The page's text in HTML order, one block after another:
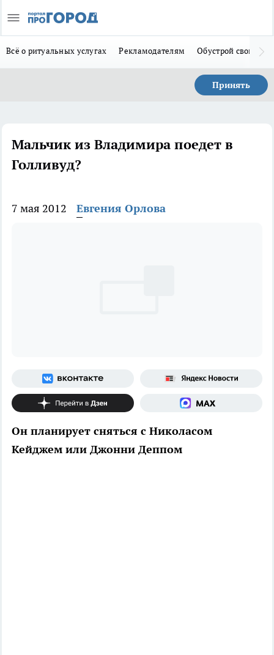
Всё о ритуальных услугах Рекламодателям Обустрой свой дом
Принять
Мальчик из Владимира поедет в
Голливуд?
7 мая 2012 Евгения Орлова
Он планирует сняться с Николасом
Кейджем или Джонни Деппом